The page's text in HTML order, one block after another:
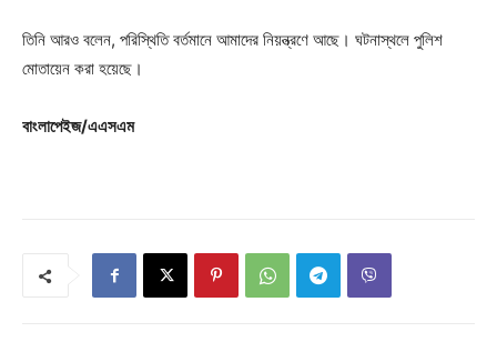
তিনি আরও বলেন, পরিস্থিতি বর্তমানে আমাদের নিয়ন্ত্রণে আছে। ঘটনাস্থলে পুলিশ
মোতায়েন করা হয়েছে।
বাংলাপেইজ/এএসএম